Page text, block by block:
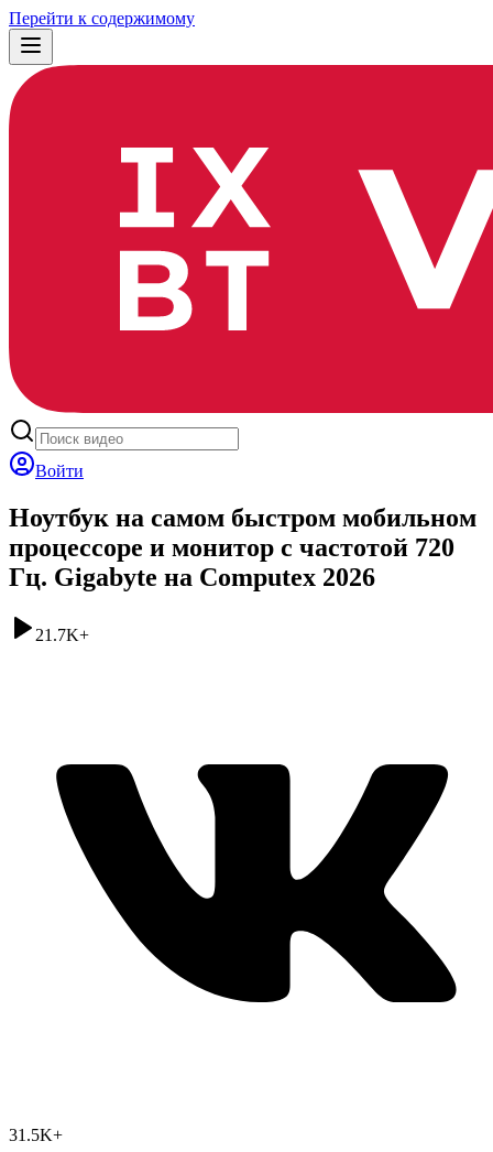
Перейти к содержимому
Войти
Ноутбук на самом быстром мобильном
процессоре и монитор с частотой 720
Гц. Gigabyte на Computex 2026
21.7K+
31.5K+